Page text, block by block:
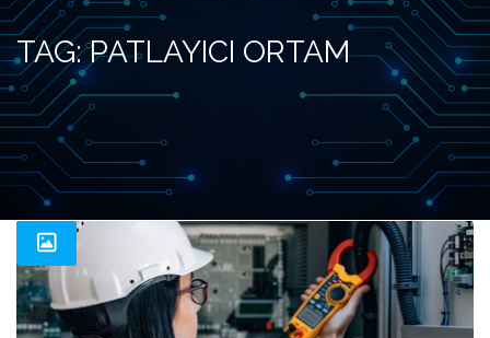
TAG: PATLAYICI ORTAM